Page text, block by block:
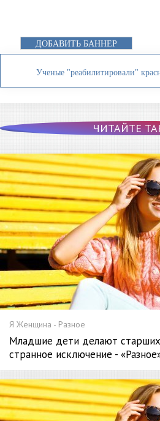
ДОБАВИТЬ БАННЕР
Ученые "реабилитировали"
ЧИТАЙТЕ
Я Женщина - Разное
Младшие дети делают
странное исключение -